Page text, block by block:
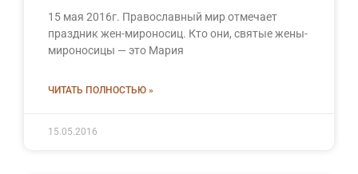
15 мая 2016г. Православный мир отмечает
праздник жен-мироносиц. Кто они, святые жены-
мироносицы — это Мария
ЧИТАТЬ ПОЛНОСТЬЮ »
15.05.2016